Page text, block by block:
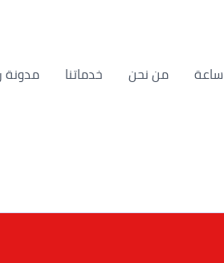
من نحن خدماتنا مدونة